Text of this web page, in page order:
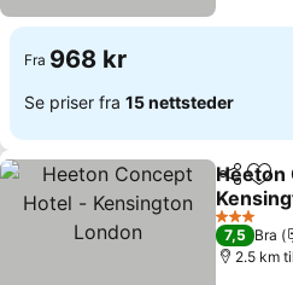
Fra 968 kr
Se priser fra 15 nettsteder
Del
Heeton
Se
3 Stjerner
7,5 Bra
2.5 km